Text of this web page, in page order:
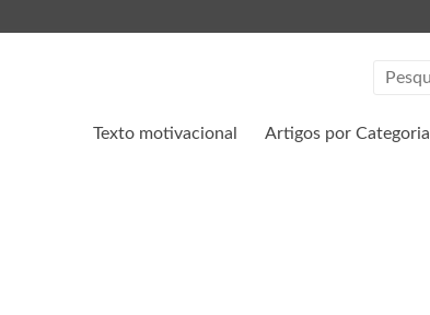
Texto motivacional Artigos por Categoria